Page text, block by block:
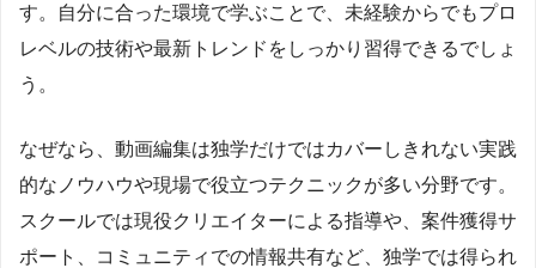
す。自分に合った環境で学ぶことで、未経験からでもプロ
レベルの技術や最新トレンドをしっかり習得できるでしょ
う。
なぜなら、動画編集は独学だけではカバーしきれない実践
的なノウハウや現場で役立つテクニックが多い分野です。
スクールでは現役クリエイターによる指導や、案件獲得サ
ポート、コミュニティでの情報共有など、独学では得られ